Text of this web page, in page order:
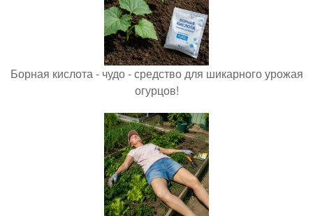
Борная кислота - чудо - средство для шикарного урожая
огурцов!